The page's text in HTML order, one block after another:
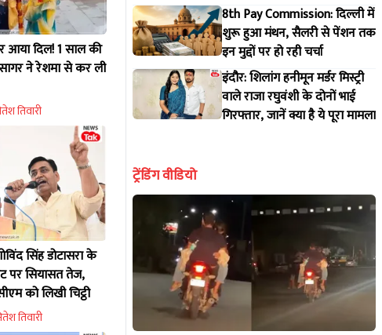
आया दिल! 1 साल की
ने रेशमा से कर ली
तिवारी
सिंह डोटासरा के
पर सियासत तेज,
को लिखी चिट्ठी
तिवारी
8th Pay Commission: दिल्ली में
शुरू हुआ मंथन, सैलरी से पेंशन तक
इन मुद्दों पर हो रही चर्चा
इंदौर: शिलांग हनीमून मर्डर मिस्ट्री
वाले राजा रघुवंशी के दोनों भाई
गिरफ्तार, जानें क्या है ये पूरा मामला
ट्रेंडिंग वीडियो